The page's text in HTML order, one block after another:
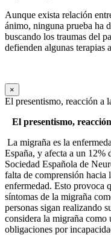
Aunque exista relación
ánimo, ninguna prueba ha
buscando los traumas del
defienden algunas terapias
×
El presentismo, reacción a
El presentismo,
La migraña es la
España, y afecta a un 12%
Sociedad Española de
falta de comprensión hacia
enfermedad. Esto provoca
síntomas de la migraña
personas sigan realizando
considera la migraña como
obligaciones por